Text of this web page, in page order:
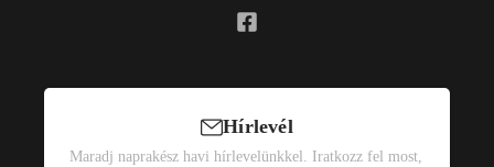
Hírlevél
Maradj naprakész havi hírlevelünkkel. Iratkozz fel most,